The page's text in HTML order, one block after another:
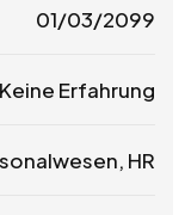
01/03/2099
Keine Erfahrung
HR